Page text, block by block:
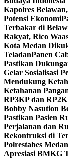
Kapolres
Potensi Ekonomi
Terbakar di
Rakyat, Rico
Kota Medan
TeladanPanen
Pastikan
Gelar Sosialisasi
Mendukung
Ketahanan
RP3KP dan
Bobby Nasution
Pastikan Pasien
Perjalanan dan
Rekontruksi di
Polrestabes
Apresiasi BMKG